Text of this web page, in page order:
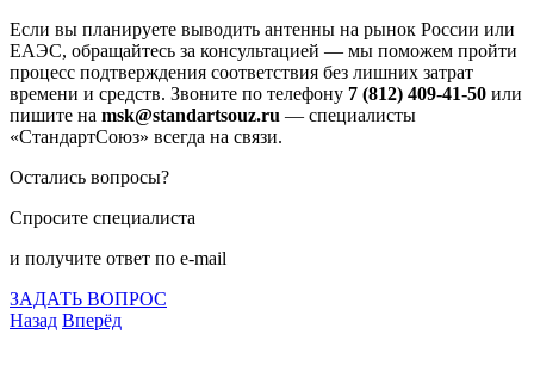
Если вы планируете выводить антенны на рынок России или
ЕАЭС, обращайтесь за консультацией — мы поможем пройти
процесс подтверждения соответствия без лишних затрат
времени и средств. Звоните по телефону 7 (812) 409-41-50 или
пишите на msk@standartsouz.ru — специалисты
«СтандартСоюз» всегда на связи.
Остались вопросы?
Спросите специалиста
и получите ответ по e-mail
ЗАДАТЬ ВОПРОС
Назад Вперёд